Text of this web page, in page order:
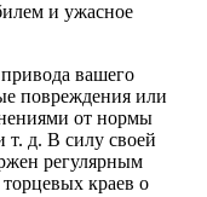
и ужасное
вашего
повреждения или
от нормы
т. д. В силу своей
регулярным
краев о